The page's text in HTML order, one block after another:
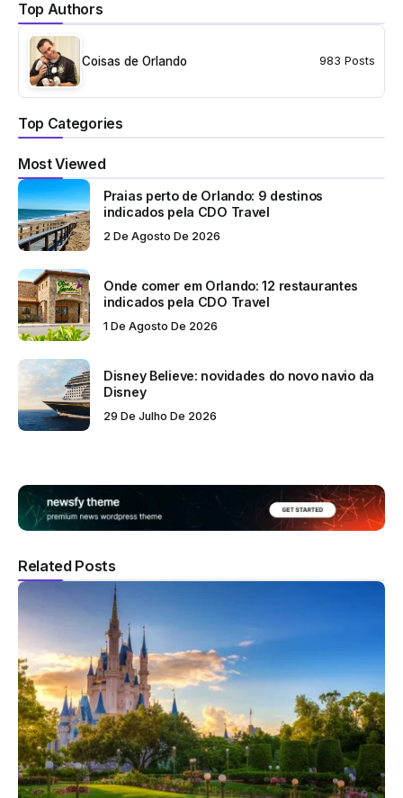
Top Authors
Coisas de Orlando 983 Posts
Top Categories
Most Viewed
Praias perto de Orlando: 9 destinos
indicados pela CDO Travel
2 De Agosto De 2026
Onde comer em Orlando: 12 restaurantes
indicados pela CDO Travel
1 De Agosto De 2026
Disney Believe: novidades do novo navio da
Disney
29 De Julho De 2026
Related Posts